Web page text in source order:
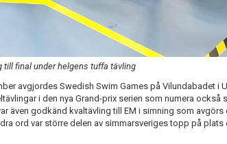
till final under helgens tuffa tävling
avgjordes Swedish Swim Games på Vilundabadet i
i den nya Grand-prix serien som numera också
även godkänd kvaltävling till EM i simning som avgörs
ord var större delen av simmarsveriges topp på